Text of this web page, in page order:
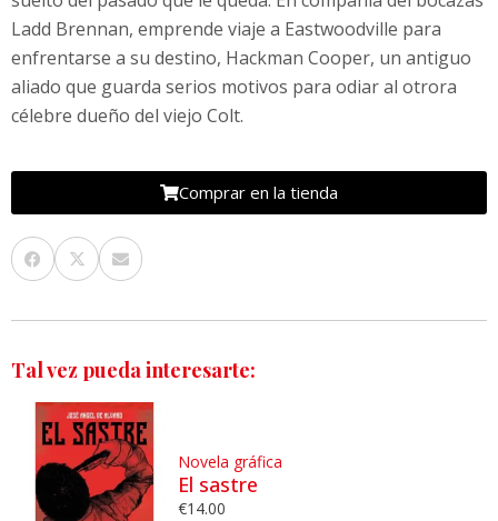
Ladd Brennan, emprende viaje a Eastwoodville para
enfrentarse a su destino, Hackman Cooper, un antiguo
aliado que guarda serios motivos para odiar al otrora
célebre dueño del viejo Colt.
Comprar en la tienda
Tal vez pueda interesarte:
Novela gráfica
El sastre
€14.00